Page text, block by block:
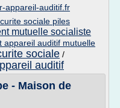
appareil-auditif.fr
sociale piles
mutuelle socialiste
appareil auditif mutuelle
sociale /
auditif
- Maison de